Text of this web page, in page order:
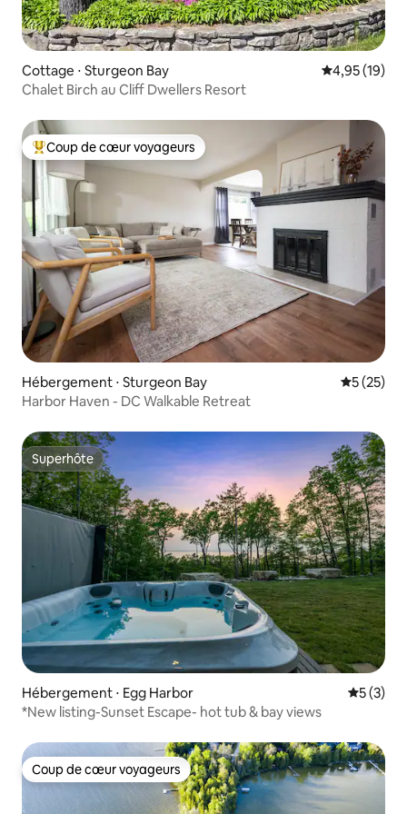
Cottage ⋅ Sturgeon Bay Évaluation
4,95 (19)
Chalet Birch au Cliff Dwellers Resort
Coups de cœur voyageurs les plus appréciés
Coup de cœur voyageurs
Hébergement ⋅ Sturgeon Bay
5 (25)
Harbor Haven - DC Walkable Retreat
Superhôte
Superhôte
Hébergement ⋅ Egg Harbor
5 (3)
*New listing-Sunset Escape- hot tub & bay views
Coup de cœur voyageurs
Coup de cœur voyageurs